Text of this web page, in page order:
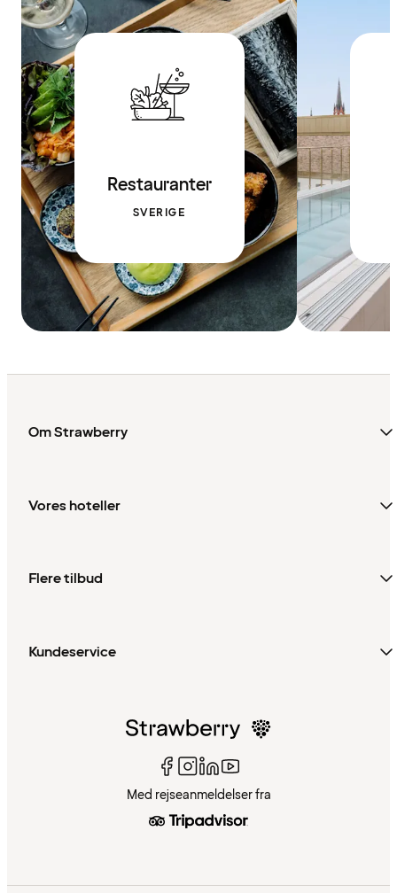
Restauranter
SVERIGE
Om Strawberry
Vores hoteller
Flere tilbud
Kundeservice
Med rejseanmeldelser fra